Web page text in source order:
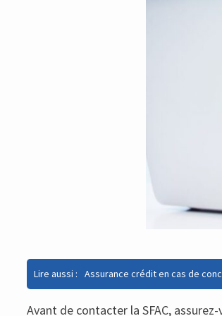
Lire aussi : Assurance crédit en cas de
Avant de contacter la SFAC,